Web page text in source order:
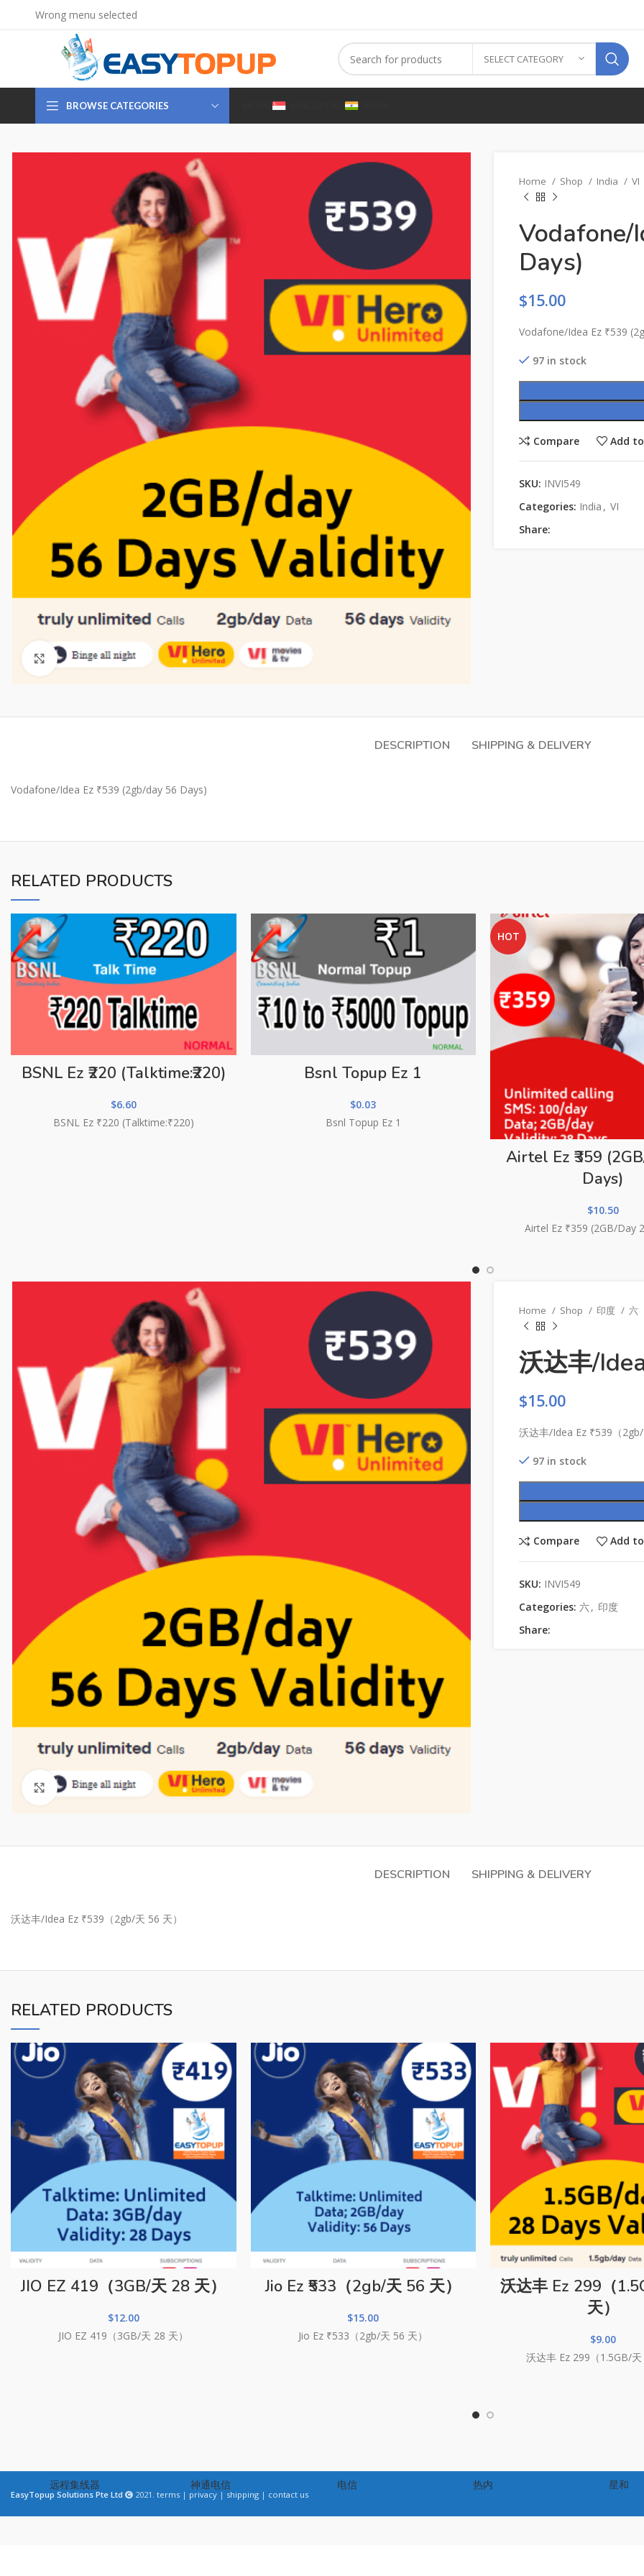
Wrong menu selected
SELECT CATEGORY
BROWSE CATEGORIES
Click to enlarge
Home Shop India VI
Vodafone/
Days)
$15.00
Vodafone/Idea Ez ₹539
97 in stock
Compare Add
SKU: INVI549
Categories: India , VI
Share:
DESCRIPTION SHIPPING & DELIVERY
Vodafone/Idea Ez ₹539 (2gb/day 56 Days)
RELATED PRODUCTS
BSNL Ez ₹220 (Talktime:₹220)
$6.60
BSNL Ez ₹220 (Talktime:₹220)
Bsnl Topup Ez 1
$0.03
Bsnl Topup Ez 1
HOT
Airtel Ez ₹359
Days)
$10.50
Airtel Ez ₹359 (2GB/Day
Click to enlarge
Home Shop 印度 六
沃达丰/
$15.00
沃达丰/Idea Ez ₹539（
97 in stock
Compare Add
SKU: INVI549
Categories: 六, 印度
Share:
DESCRIPTION SHIPPING & DELIVERY
沃达丰/Idea Ez ₹539（2gb/天 56 天）
RELATED PRODUCTS
JIO EZ 419（3GB/天 28 天）
$12.00
JIO EZ 419（3GB/天 28 天）
Jio Ez ₹533（2gb/天 56 天）
$15.00
Jio Ez ₹533（2gb/天 56 天）
沃达丰 Ez 299（
天）
$9.00
沃达丰 Ez 299（1.5GB/
远程集线器 神通电信 电信 热内 星和
EasyTopup Solutions Pte Ltd 2021. terms | privacy | shipping | contact us